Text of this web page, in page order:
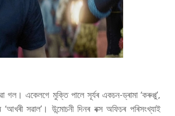
গল। একেলগে মুক্তি পালে সূৰ্যৰ একচন-ড্ৰামা ‘কৰুপ্পু’,
সৱাল’। উন্মোচনী দিনৰ বক্স অফিচৰ পৰিসংখ্যাই